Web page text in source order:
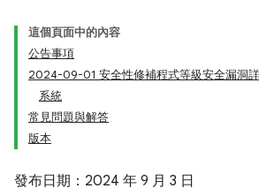
這個頁面中的內容
公告事項
2024-09-01 安全性修補程式等級安全漏洞
系統
常見問題與解答
版本
發布日期：2024 年 9 月 3 日